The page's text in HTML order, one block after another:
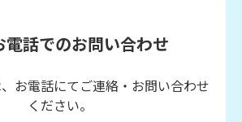
電話でのお問い合わせ
お電話にてご連絡・お問い合わせ
ください。